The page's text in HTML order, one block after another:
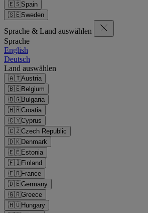
🇪🇸Spain
🇸🇪Sweden
Sprache & Land auswählen
Sprache
English
Deutsch
Land auswählen
🇦🇹Austria
🇧🇪Belgium
🇧🇬Bulgaria
🇭🇷Croatia
🇨🇾Cyprus
🇨🇿Czech Republic
🇩🇰Denmark
🇪🇪Estonia
🇫🇮Finland
🇫🇷France
🇩🇪Germany
🇬🇷Greece
🇭🇺Hungary